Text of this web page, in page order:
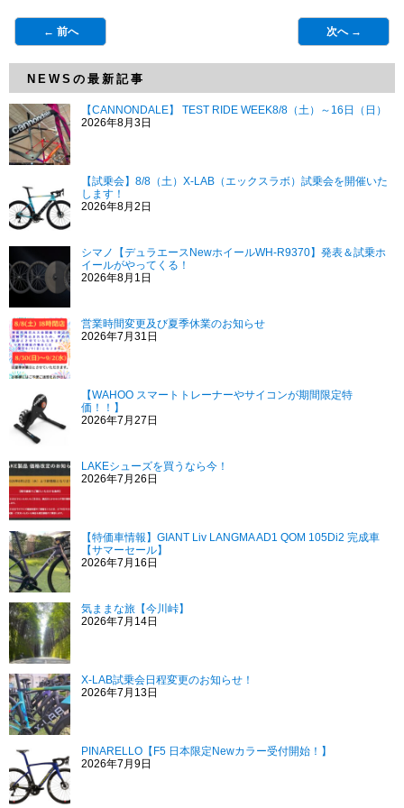
← 前へ 次へ →
NEWSの最新記事
【CANNONDALE】 TEST RIDE WEEK8/8（土）～16日（日）
2026年8月3日
【試乗会】8/8（土）X-LAB（エックスラボ）試乗会を開催いた
します！
2026年8月2日
シマノ【デュラエースNewホイールWH-R9370】発表＆試乗ホ
イールがやってくる！
2026年8月1日
営業時間変更及び夏季休業のお知らせ
2026年7月31日
【WAHOO スマートトレーナーやサイコンが期間限定特
価！！】
2026年7月27日
LAKEシューズを買うなら今！
2026年7月26日
【特価車情報】GIANT Liv LANGMA AD1 QOM 105Di2 完成車
【サマーセール】
2026年7月16日
気ままな旅【今川峠】
2026年7月14日
X-LAB試乗会日程変更のお知らせ！
2026年7月13日
PINARELLO【F5 日本限定Newカラー受付開始！】
2026年7月9日